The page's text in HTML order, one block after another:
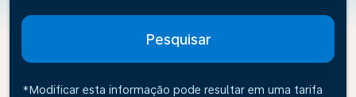
Pesquisar
*Modificar esta informação pode resultar em uma tarifa